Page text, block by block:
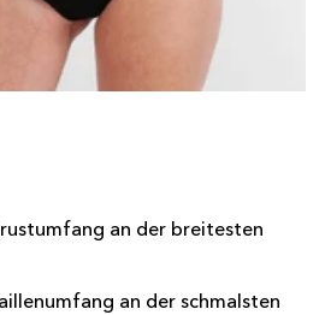
an der breitesten
an der schmalsten